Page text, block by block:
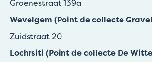
Groenestraat 139a
Wevelgem (Point de collecte
Zuidstraat 20
Lochrsiti (Point de collecte De